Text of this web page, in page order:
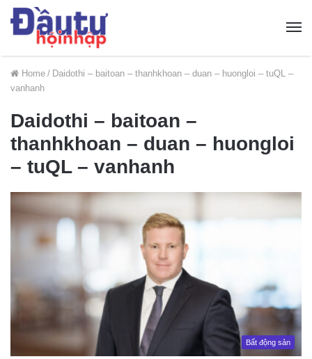
Home / Daidothi – baitoan – thanhkhoan – duan – huongloi – tuQL –
vanhanh
Daidothi – baitoan –
thanhkhoan – duan – huongloi
– tuQL – vanhanh
Bất động sản